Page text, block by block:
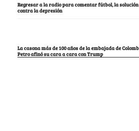
Regresar a la radio para comentar fútbol, la
contra la depresión
La casona más de 100 años de la embajada de
Petro afinó su cara a cara con Trump